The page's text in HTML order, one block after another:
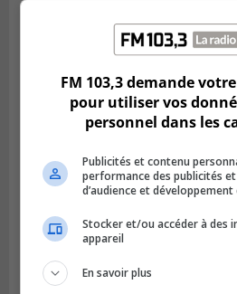
Publié le 6 août 2026 à 11h58
Des jeunes ciblent la
le Défi écrou de roue
FM 103,3 demande
pour utiliser vos
personnel dans les
Publicités et contenu
performance des publicités
d’audience et développement
Stocker et/ou accéder à des
appareil
En savoir plus